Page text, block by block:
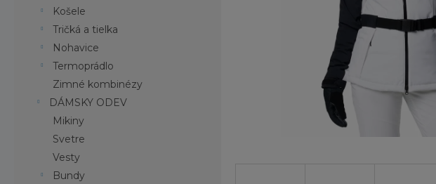
Košele
Tričká a tielka
Nohavice
Termoprádlo
Zimné kombinézy
DÁMSKY ODEV
Mikiny
Svetre
Vesty
Bundy